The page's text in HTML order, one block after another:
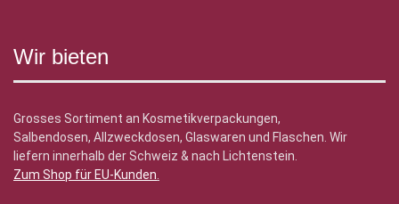
Wir bieten
Grosses Sortiment an Kosmetikverpackungen,
Salbendosen, Allzweckdosen, Glaswaren und Flaschen. Wir
liefern innerhalb der Schweiz & nach Lichtenstein.
Zum Shop für EU-Kunden.